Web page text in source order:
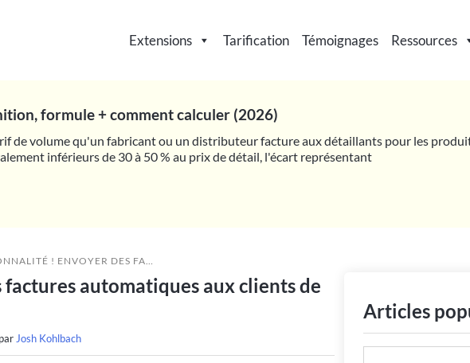
Extensions Tarification Témoignages Ressources
formule + comment calculer (2026)
de volume qu'un fabricant ou un distributeur facture aux détaillants pour les
inférieurs de 30 à 50 % au prix de détail, l'écart représentant
FACTURES AUTOMATIQUES AUX CLIENTS DE GROS
automatiques aux clients de
Josh Kohlbach
Articles